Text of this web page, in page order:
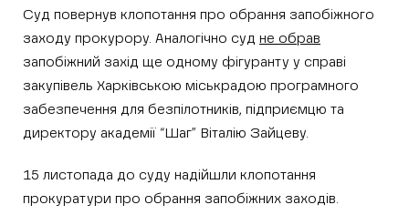
Суд повернув клопотання про обрання запобіжного
заходу прокурору. Аналогічно суд не обрав
запобіжний захід ще одному фігуранту у справі
закупівель Харківською міськрадою програмного
забезпечення для безпілотників, підприємцю та
директору академії “Шаг” Віталію Зайцеву.
15 листопада до суду надійшли клопотання
прокуратури про обрання запобіжних заходів.